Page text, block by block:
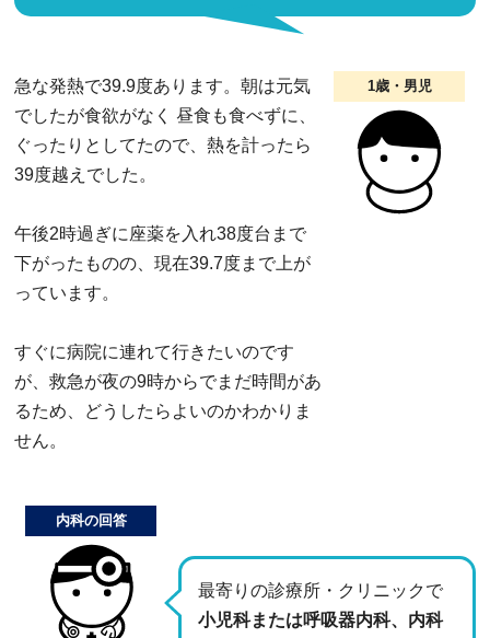
1歳・男児
急な発熱で39.9度あります。朝は元気
でしたが食欲がなく 昼食も食べずに、
ぐったりとしてたので、熱を計ったら
39度越えでした。
午後2時過ぎに座薬を入れ38度台まで
下がったものの、現在39.7度まで上が
っています。
すぐに病院に連れて行きたいのです
が、救急が夜の9時からでまだ時間があ
るため、どうしたらよいのかわかりま
せん。
最寄りの診療所・クリニックで
小児科または呼吸器内科、内科
内科の回答